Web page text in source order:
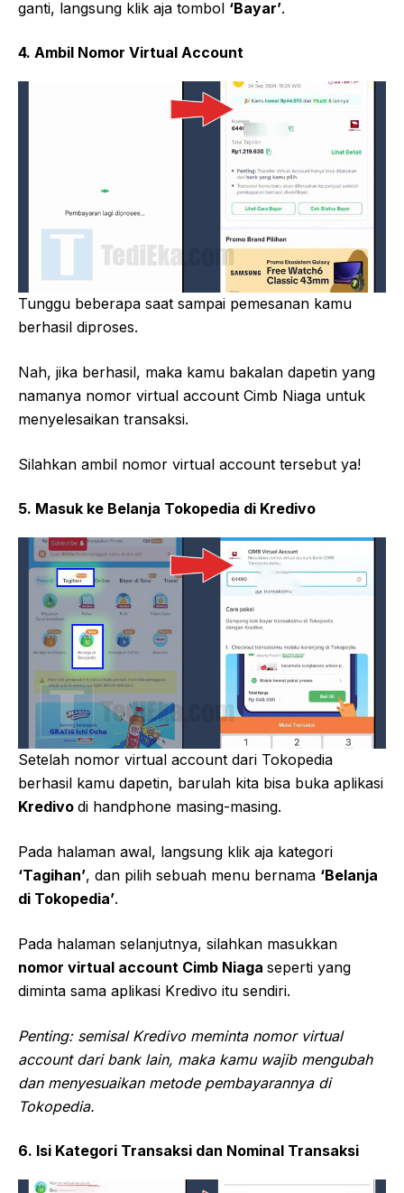
ganti, langsung klik aja tombol ‘Bayar’.
4. Ambil Nomor Virtual Account
Tunggu beberapa saat sampai pemesanan kamu
berhasil diproses.
Nah, jika berhasil, maka kamu bakalan dapetin yang
namanya nomor virtual account Cimb Niaga untuk
menyelesaikan transaksi.
Silahkan ambil nomor virtual account tersebut ya!
5. Masuk ke Belanja Tokopedia di Kredivo
Setelah nomor virtual account dari Tokopedia
berhasil kamu dapetin, barulah kita bisa buka aplikasi
Kredivo di handphone masing-masing.
Pada halaman awal, langsung klik aja kategori
‘Tagihan’, dan pilih sebuah menu bernama ‘Belanja
di Tokopedia’.
Pada halaman selanjutnya, silahkan masukkan
nomor virtual account Cimb Niaga seperti yang
diminta sama aplikasi Kredivo itu sendiri.
Penting: semisal Kredivo meminta nomor virtual
account dari bank lain, maka kamu wajib mengubah
dan menyesuaikan metode pembayarannya di
Tokopedia.
6. Isi Kategori Transaksi dan Nominal Transaksi